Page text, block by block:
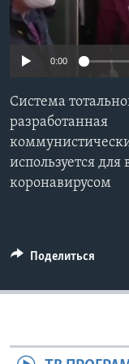
Learning English
Языки
0:00
Система
разработанная
используется
коронавирусом
Поделиться